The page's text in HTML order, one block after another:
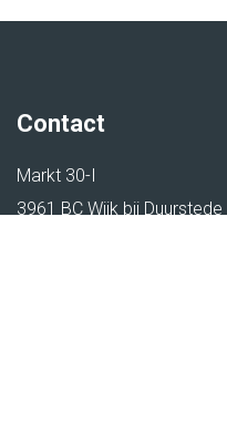
Contact
Markt 30-I
3961 BC Wijk bij Duurstede